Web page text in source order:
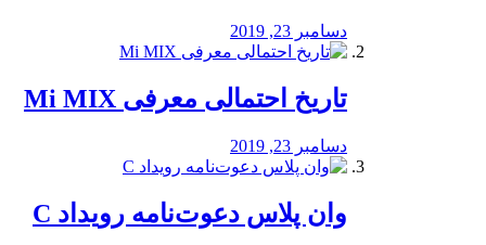
دسامبر 23, 2019
تاریخ احتمالی معرفی Mi MIX
دسامبر 23, 2019
وان پلاس دعوت‌نامه رویداد C